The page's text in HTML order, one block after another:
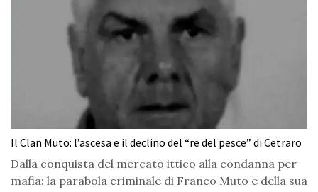
Il Clan Muto: l’ascesa e il declino del “re del pesce” di Cetraro
Dalla conquista del mercato ittico alla condanna per
mafia: la parabola criminale di Franco Muto e della sua